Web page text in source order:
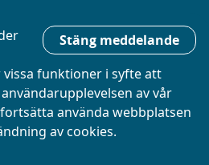
Stäng meddelande
funktioner i syfte att
av vår
använda webbplatsen
av cookies.